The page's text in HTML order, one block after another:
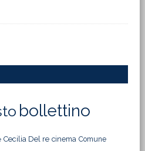
bollettino
Cecilia Del re cinema Comune